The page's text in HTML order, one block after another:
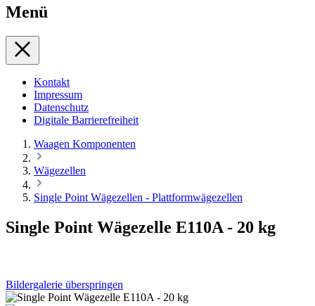
Menü
Kontakt
Impressum
Datenschutz
Digitale Barrierefreiheit
Waagen Komponenten
Wägezellen
Single Point Wägezellen - Plattformwägezellen
Single Point Wägezelle E110A - 20 kg
Bildergalerie überspringen